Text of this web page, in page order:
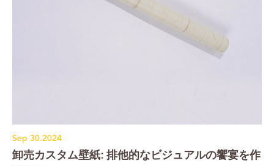
Sep 30.2024
卸売カスタム壁紙: 排他的なビジュアルの饗宴を作